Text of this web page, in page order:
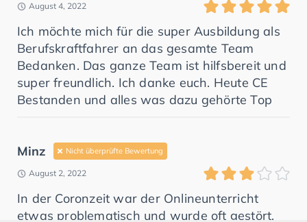
August 4, 2022
Ich möchte mich für die super Ausbildung als
Berufskraftfahrer an das gesamte Team
Bedanken. Das ganze Team ist hilfsbereit und
super freundlich. Ich danke euch. Heute CE
Bestanden und alles was dazu gehörte Top
Minz Nicht überprüfte Bewertung
August 2, 2022
In der Coronzeit war der Onlineunterricht
etwas problematisch und wurde oft gestört.